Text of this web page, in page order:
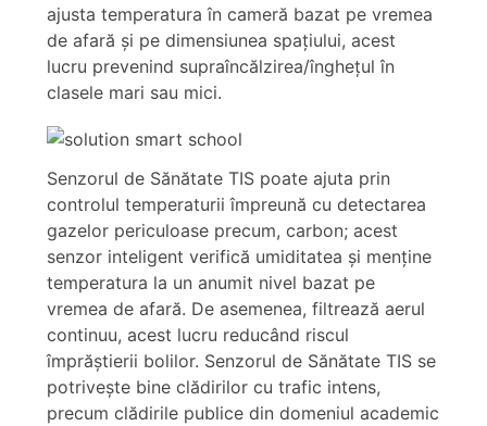
ajusta temperatura în cameră bazat pe vremea
de afară şi pe dimensiunea spaţiului, acest
lucru prevenind supraîncălzirea/îngheţul în
clasele mari sau mici.
Senzorul de Sănătate TIS poate ajuta prin
controlul temperaturii împreună cu detectarea
gazelor periculoase precum, carbon; acest
senzor inteligent verifică umiditatea şi menţine
temperatura la un anumit nivel bazat pe
vremea de afară. De asemenea, filtrează aerul
continuu, acest lucru reducând riscul
împrăştierii bolilor. Senzorul de Sănătate TIS se
potriveşte bine clădirilor cu trafic intens,
precum clădirile publice din domeniul academic